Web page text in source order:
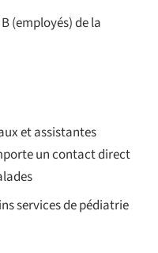
(employés) de la
et assistantes
un contact direct
services de pédiatrie